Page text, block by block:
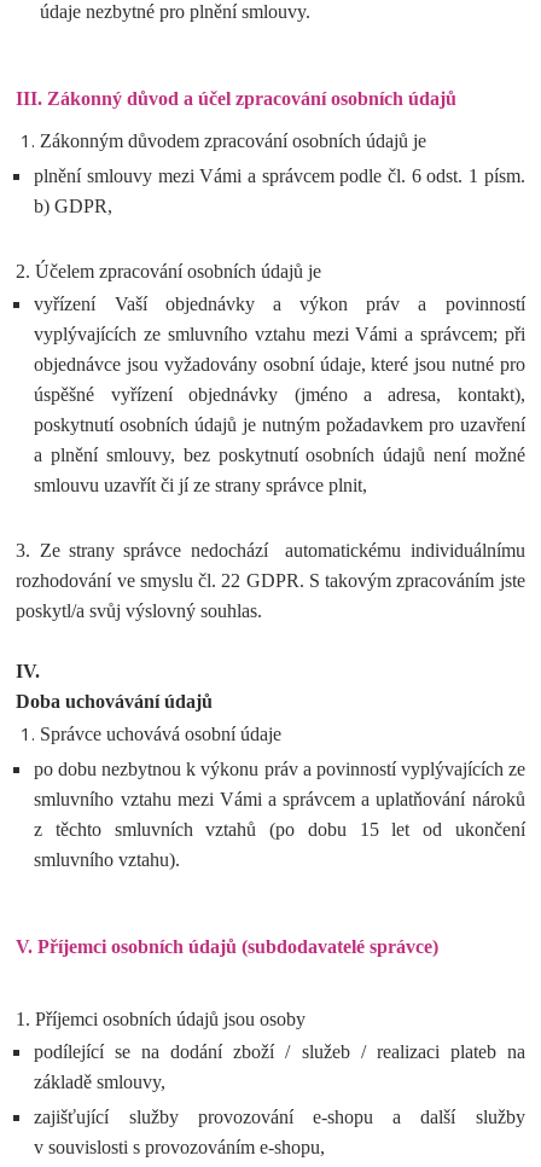
údaje nezbytné pro plnění smlouvy.
III. Zákonný důvod a účel zpracování osobních údajů
Zákonným důvodem zpracování osobních údajů je
plnění smlouvy mezi Vámi a správcem podle čl. 6 odst. 1 písm.
b) GDPR,
2. Účelem zpracování osobních údajů je
vyřízení Vaší objednávky a výkon práv a povinností
vyplývajících ze smluvního vztahu mezi Vámi a správcem; při
objednávce jsou vyžadovány osobní údaje, které jsou nutné pro
úspěšné vyřízení objednávky (jméno a adresa, kontakt),
poskytnutí osobních údajů je nutným požadavkem pro uzavření
a plnění smlouvy, bez poskytnutí osobních údajů není možné
smlouvu uzavřít či jí ze strany správce plnit,
3. Ze strany správce nedochází automatickému individuálnímu
rozhodování ve smyslu čl. 22 GDPR. S takovým zpracováním jste
poskytl/a svůj výslovný souhlas.
IV.
Doba uchovávání údajů
Správce uchovává osobní údaje
po dobu nezbytnou k výkonu práv a povinností vyplývajících ze
smluvního vztahu mezi Vámi a správcem a uplatňování nároků
z těchto smluvních vztahů (po dobu 15 let od ukončení
smluvního vztahu).
V.Příjemci osobních údajů (subdodavatelé správce)
1. Příjemci osobních údajů jsou osoby
podílející se na dodání zboží / služeb / realizaci plateb na
základě smlouvy,
zajišťující služby provozování e-shopu a další služby
v souvislosti s provozováním e-shopu,